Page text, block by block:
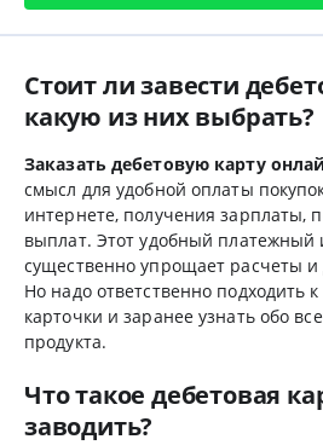
Стоит ли завести
какую из них выбрать?
Заказать дебетовую карту
смысл для удобной оплаты
интернете, получения зарплаты,
выплат. Этот удобный платежный
существенно упрощает расчеты и
Но надо ответственно подходить
карточки и заранее узнать обо
продукта.
Что такое дебетовая
заводить?